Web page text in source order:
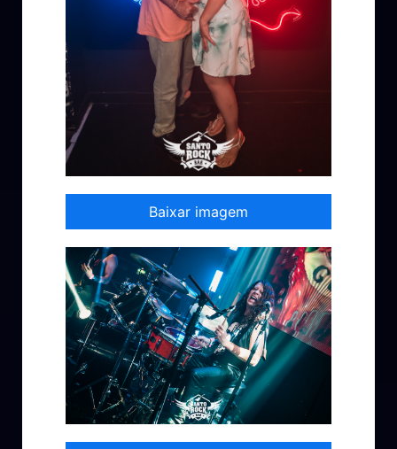
Baixar imagem